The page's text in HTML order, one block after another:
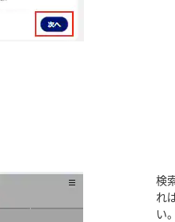
検
れ
い。